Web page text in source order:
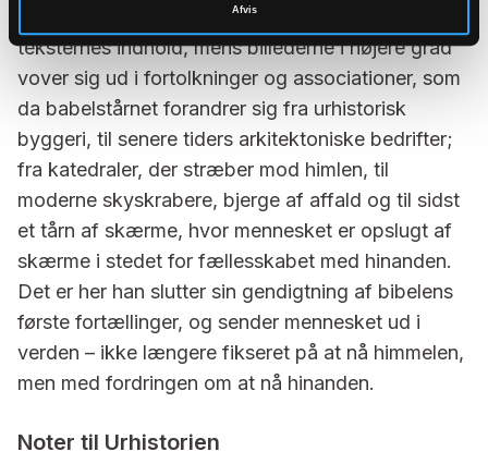
Afvis
ordknappe og præcise tekst holder sig trofast til
teksternes indhold, mens billederne i højere grad
vover sig ud i fortolkninger og associationer, som
da babelstårnet forandrer sig fra urhistorisk
byggeri, til senere tiders arkitektoniske bedrifter;
fra katedraler, der stræber mod himlen, til
moderne skyskrabere, bjerge af affald og til sidst
et tårn af skærme, hvor mennesket er opslugt af
skærme i stedet for fællesskabet med hinanden.
Det er her han slutter sin gendigtning af bibelens
første fortællinger, og sender mennesket ud i
verden – ikke længere fikseret på at nå himmelen,
men med fordringen om at nå hinanden.
Noter til Urhistorien